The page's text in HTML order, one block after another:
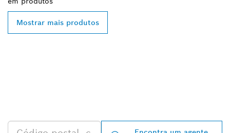
Mostrar mais produtos